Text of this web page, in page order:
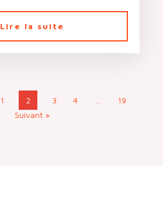
Lire la suite
1 2 3 4
19
Suivant »